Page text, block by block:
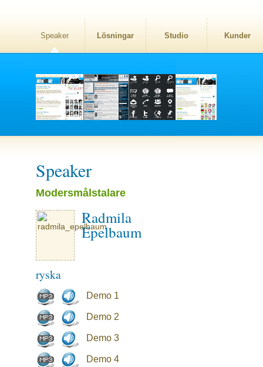
Speaker Lösningar Studio Kunder
Speaker
Modersmålstalare
Radmila
Epelbaum
ryska
Demo 1
Demo 2
Demo 3
Demo 4